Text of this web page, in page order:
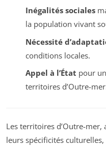
Inégalités sociales
la population vivant
Nécessité
conditions locales.
Appel à l’État pour
territoires d’Outre-
Les territoires d’Outre-
leurs spécificités